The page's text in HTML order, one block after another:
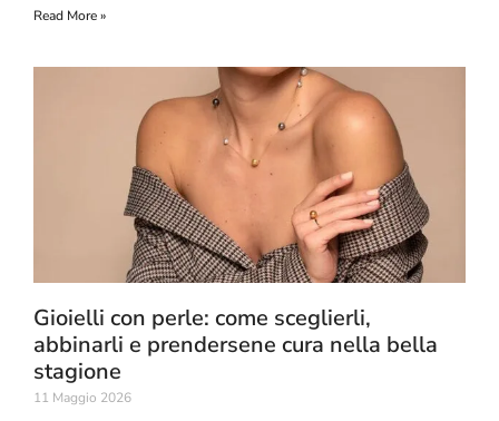
Read More »
Gioielli con perle: come sceglierli,
abbinarli e prendersene cura nella bella
stagione
11 Maggio 2026